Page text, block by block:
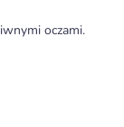
oczami.